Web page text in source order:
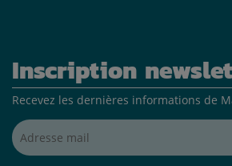
Inscription
Recevez les dernières informations de
Adresse mail*